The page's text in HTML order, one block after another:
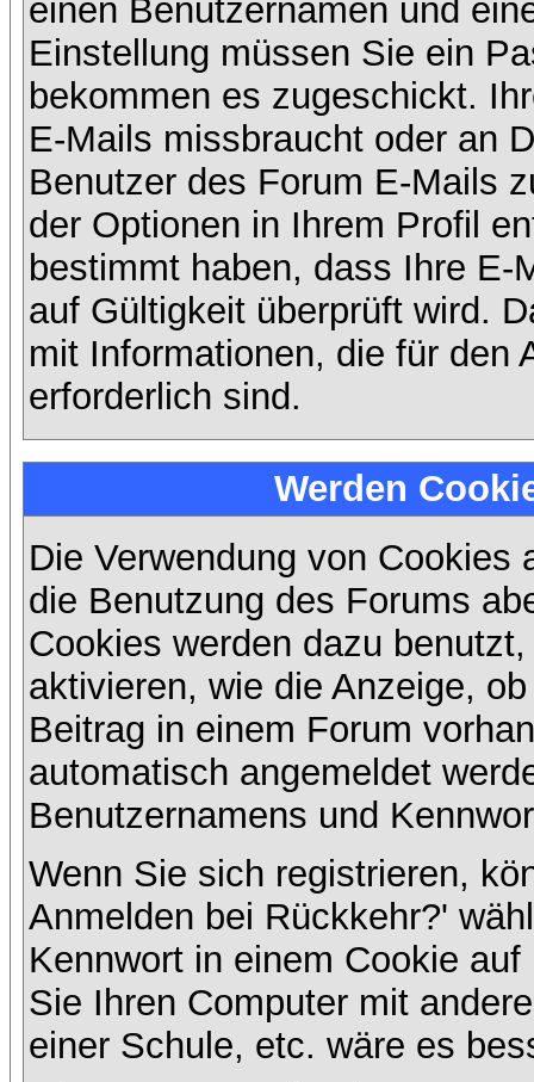
einen Benutzernamen und
Einstellung müssen Sie ein
bekommen es zugeschickt.
E-Mails missbraucht oder an
Benutzer des Forum E-Mails
der Optionen in Ihrem Profil
bestimmt haben, dass Ihre E-
auf Gültigkeit überprüft wird.
mit Informationen, die für den
erforderlich sind.
Werden
Die Verwendung von
die Benutzung des Forums
Cookies werden dazu
aktivieren, wie die Anzeige,
Beitrag in einem Forum
automatisch angemeldet
Benutzernamens und
Wenn Sie sich registrieren,
Anmelden bei Rückkehr?'
Kennwort in einem Cookie
Sie Ihren Computer mit
einer Schule, etc. wäre es